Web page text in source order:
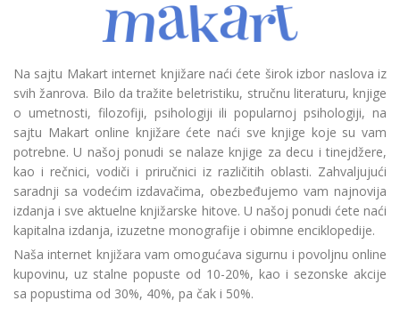
Na sajtu Makart internet knjižare naći ćete širok izbor naslova iz
svih žanrova. Bilo da tražite beletristiku, stručnu literaturu, knjige
o umetnosti, filozofiji, psihologiji ili popularnoj psihologiji, na
sajtu Makart online knjižare ćete naći sve knjige koje su vam
potrebne. U našoj ponudi se nalaze knjige za decu i tinejdžere,
kao i rečnici, vodiči i priručnici iz različitih oblasti. Zahvaljujući
saradnji sa vodećim izdavačima, obezbeđujemo vam najnovija
izdanja i sve aktuelne knjižarske hitove. U našoj ponudi ćete naći
kapitalna izdanja, izuzetne monografije i obimne enciklopedije.
Naša internet knjižara vam omogućava sigurnu i povoljnu online
kupovinu, uz stalne popuste od 10-20%, kao i sezonske akcije
sa popustima od 30%, 40%, pa čak i 50%.